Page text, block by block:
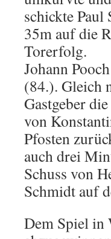
schickte Paul
35m auf die
Torerfolg.
Johann
(84.). Gleich
Gastgeber
von
Pfosten
auch drei
Schuss von
Schmidt auf
Dem Spiel in